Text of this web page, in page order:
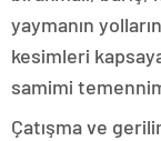
yaymanın
kesimleri
samimi
Çatışma ve